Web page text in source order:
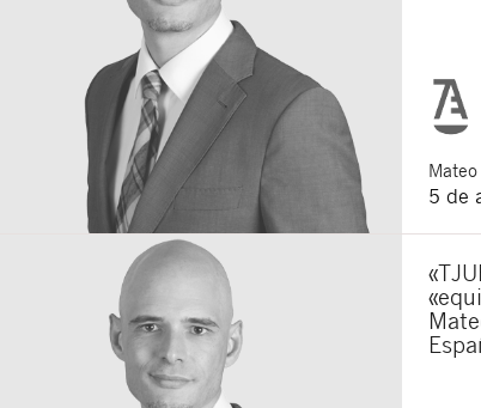
Mateo
5 de